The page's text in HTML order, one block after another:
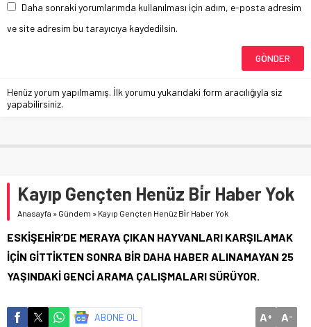
Daha sonraki yorumlarımda kullanılması için adım, e-posta adresim
ve site adresim bu tarayıcıya kaydedilsin.
Henüz yorum yapılmamış. İlk yorumu yukarıdaki form aracılığıyla siz
yapabilirsiniz.
Kayıp Gençten Henüz Bi̇r Haber Yok
Anasayfa » Gündem » Kayıp Gençten Henüz Bi̇r Haber Yok
ESKİŞEHİR’DE MERAYA ÇIKAN HAYVANLARI KARŞILAMAK
İÇİN GİTTİKTEN SONRA BİR DAHA HABER ALINAMAYAN 25
YAŞINDAKİ GENCİ ARAMA ÇALIŞMALARI SÜRÜYOR.
ABONE OL A+ A-